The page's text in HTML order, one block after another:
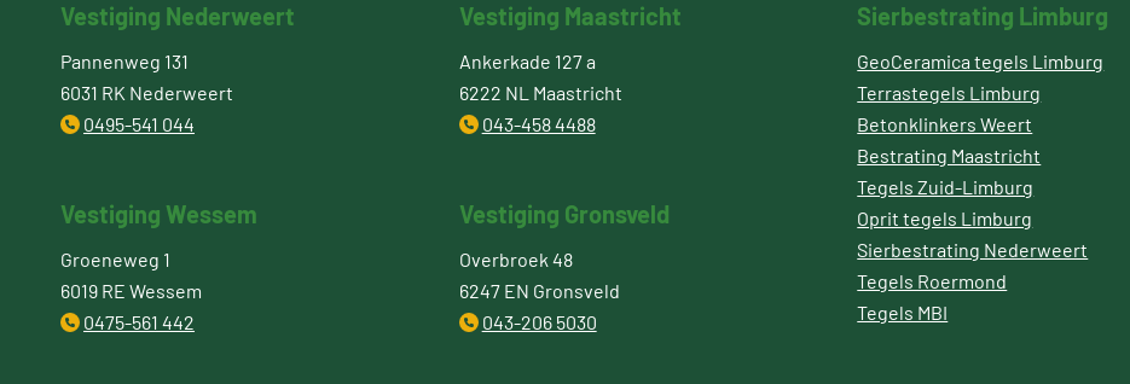
Vestiging Nederweert
Pannenweg 131
6031 RK Nederweert
0495-541 044
Vestiging Wessem
Groeneweg 1
6019 RE Wessem
0475-561 442
Vestiging Maastricht
Ankerkade 127 a
6222 NL Maastricht
043-458 4488
Vestiging Gronsveld
Overbroek 48
6247 EN Gronsveld
043-206 5030
Sierbestrating Limburg
GeoCeramica tegels Limburg
Terrastegels Limburg
Betonklinkers Weert
Bestrating Maastricht
Tegels Zuid-Limburg
Oprit tegels Limburg
Sierbestrating Nederweert
Tegels Roermond
Tegels MBI